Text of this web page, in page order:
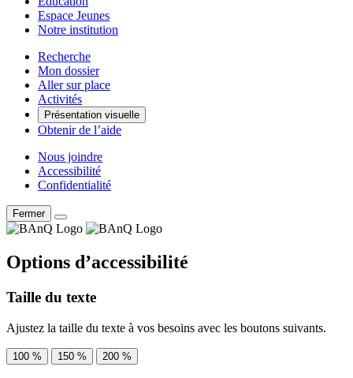
Espace Jeunes
Notre institution
Recherche
Mon dossier
Aller sur place
Activités
Présentation visuelle
Obtenir de l’aide
Nous joindre
Accessibilité
Confidentialité
Fermer
Options d’accessibilité
Taille du texte
Ajustez la taille du texte à vos besoins avec les boutons suivants.
100 % 150 % 200 %